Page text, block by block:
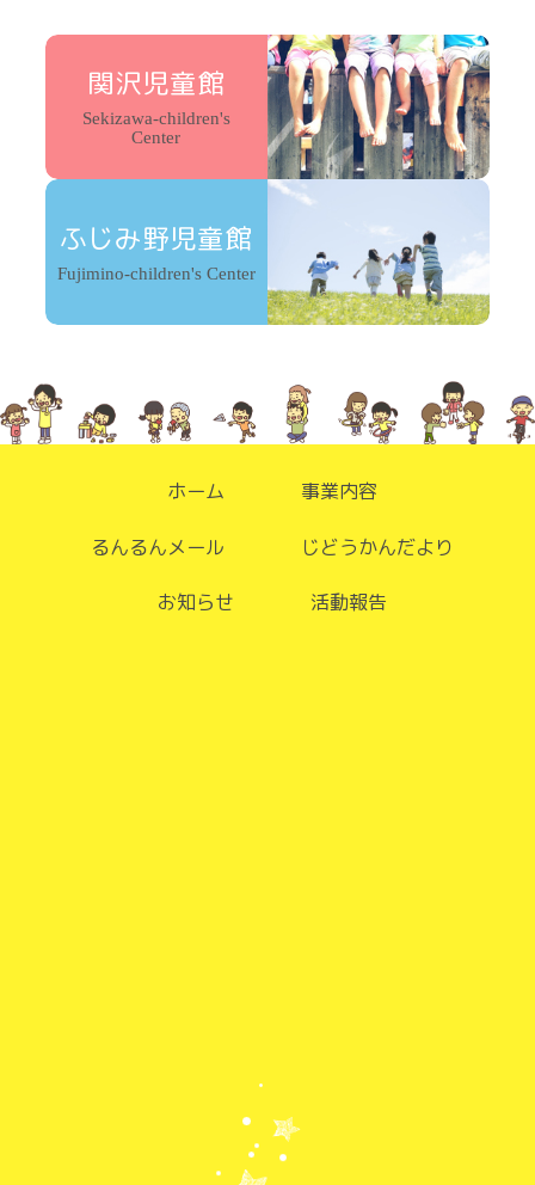
関沢児童館
Sekizawa-children's
Center
ふじみ野児童館
Fujimino-children's Center
ホーム 事業内容
るんるんメール じどうかんだより
お知らせ 活動報告